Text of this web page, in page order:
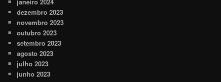
janeiro 2024
dezembro 2023
novembro 2023
outubro 2023
setembro 2023
agosto 2023
julho 2023
junho 2023